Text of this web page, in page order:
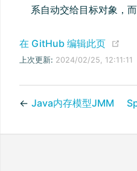
系自动交给目标对象，
在 GitHub 编辑此页
上次更新: 2024/02/25, 12:11:11
← Java内存模型JMM